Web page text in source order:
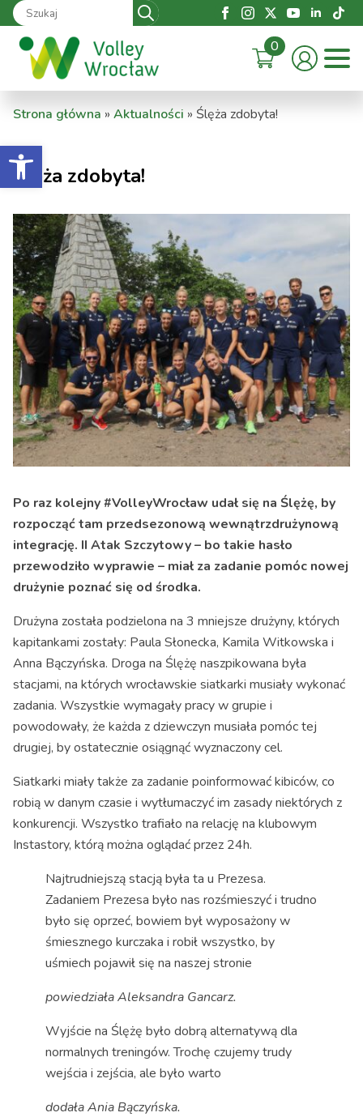
Otwórz pasek narzędzi
Search
for:
0
Strona główna » Aktualności » Ślęża zdobyta!
Ślęża zdobyta!
Po raz kolejny #VolleyWrocław udał się na Ślężę, by
rozpocząć tam przedsezonową wewnątrzdrużynową
integrację. II Atak Szczytowy – bo takie hasło
przewodziło wyprawie – miał za zadanie pomóc nowej
drużynie poznać się od środka.
Drużyna została podzielona na 3 mniejsze drużyny, których
kapitankami zostały: Paula Słonecka, Kamila Witkowska i
Anna Bączyńska. Droga na Ślężę naszpikowana była
stacjami, na których wrocławskie siatkarki musiały wykonać
zadania. Wszystkie wymagały pracy w grupie i
powodowały, że każda z dziewczyn musiała pomóc tej
drugiej, by ostatecznie osiągnąć wyznaczony cel.
Siatkarki miały także za zadanie poinformować kibiców, co
robią w danym czasie i wytłumaczyć im zasady niektórych z
konkurencji. Wszystko trafiało na relację na klubowym
Instastory, którą można oglądać przez 24h.
Najtrudniejszą stacją była ta u Prezesa.
Zadaniem Prezesa było nas rozśmieszyć i trudno
było się oprzeć, bowiem był wyposażony w
śmiesznego kurczaka i robił wszystko, by
uśmiech pojawił się na naszej stronie
powiedziała Aleksandra Gancarz.
Wyjście na Ślężę było dobrą alternatywą dla
normalnych treningów. Trochę czujemy trudy
wejścia i zejścia, ale było warto
dodała Ania Bączyńska.